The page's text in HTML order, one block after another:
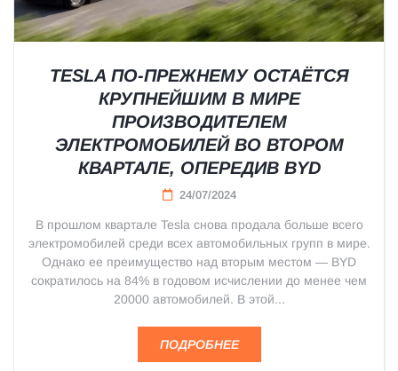
TESLA ПО-ПРЕЖНЕМУ ОСТАЁТСЯ
КРУПНЕЙШИМ В МИРЕ
ПРОИЗВОДИТЕЛЕМ
ЭЛЕКТРОМОБИЛЕЙ ВО ВТОРОМ
КВАРТАЛЕ, ОПЕРЕДИВ BYD
24/07/2024
В прошлом квартале Tesla снова продала больше всего
электромобилей среди всех автомобильных групп в мире.
Однако ее преимущество над вторым местом — BYD
сократилось на 84% в годовом исчислении до менее чем
20000 автомобилей. В этой...
ПОДРОБНЕЕ